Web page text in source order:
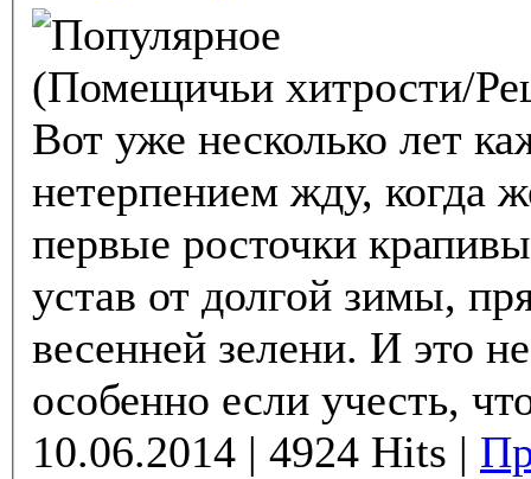
(Помещичьи хитрости/
Вот уже несколько лет
нетерпением жду, когда
первые росточки крапивы. Организм,
устав от долгой зимы,
весенней зелени. И это не удивительно,
особенно если учесть,
10.06.2014 | 4924 Hits |